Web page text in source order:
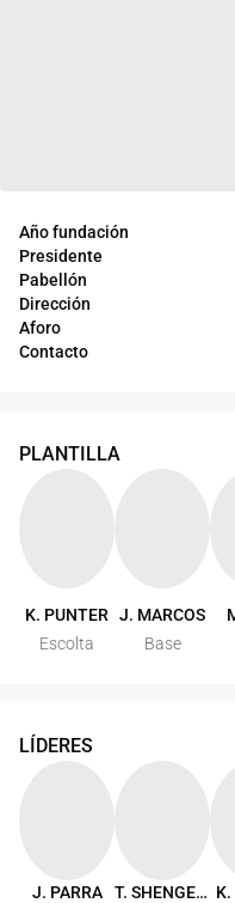
Año fundación
Presidente
Pabellón
Dirección
Aforo
Contacto
PLANTILLA
K. PUNTER
Escolta
J. MARCOS
Base
LÍDERES
J. PARRA T. SHENGELIA K.